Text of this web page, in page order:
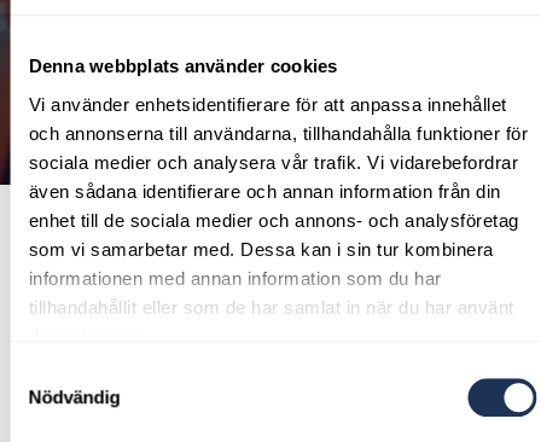
Denna webbplats använder cookies
Vi använder enhetsidentifierare för att anpassa innehållet
och annonserna till användarna, tillhandahålla funktioner för
sociala medier och analysera vår trafik. Vi vidarebefordrar
även sådana identifierare och annan information från din
enhet till de sociala medier och annons- och analysföretag
som vi samarbetar med. Dessa kan i sin tur kombinera
informationen med annan information som du har
tillhandahållit eller som de har samlat in när du har använt
Nödvändig
försäkringar, så har du ett komplett, smidigt och enkelt
bilägande. I finansieringsformerna för privatpersoner ingår
3 månaders Låneskydd. Villkor finns nedan.
FÖR PRIVATPERSONER